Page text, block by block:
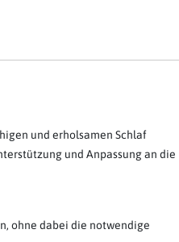
und erholsamen Schlaf
und Anpassung an die
ohne dabei die notwendige